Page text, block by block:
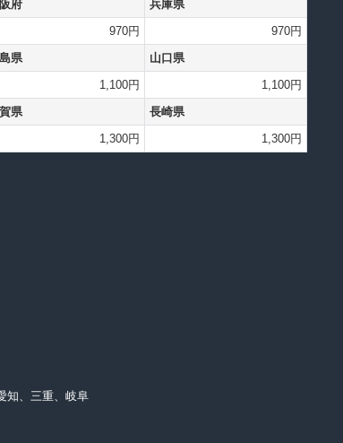
府
兵庫県
970円
970円
県
山口県
1,100円
1,100円
県
長崎県
1,300円
1,300円
知、三重、岐阜